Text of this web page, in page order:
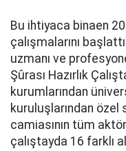
Bu ihtiyaca binaen
çalışmalarını
uzmanı ve
Şûrası Hazırlık
kurumlarından
kuruluşlarından
camiasının tüm
çalıştayda 16 farklı